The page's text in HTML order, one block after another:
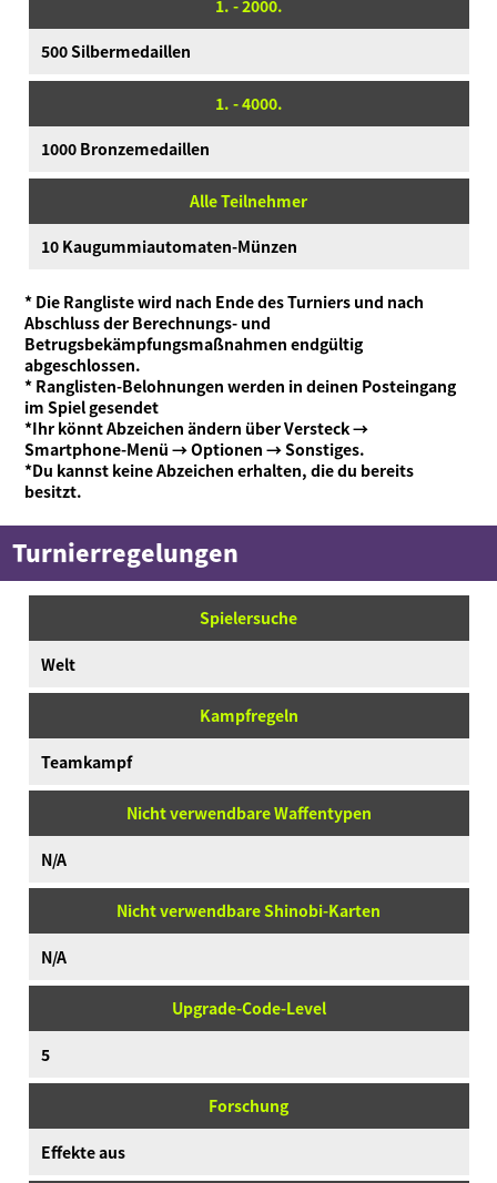
1. - 2000.
500 Silbermedaillen
1. - 4000.
1000 Bronzemedaillen
Alle Teilnehmer
10 Kaugummiautomaten-Münzen
* Die Rangliste wird nach Ende des Turniers und nach
Abschluss der Berechnungs- und
Betrugsbekämpfungsmaßnahmen endgültig
abgeschlossen.
* Ranglisten-Belohnungen werden in deinen Posteingang
im Spiel gesendet
*Ihr könnt Abzeichen ändern über Versteck →
Smartphone-Menü → Optionen → Sonstiges.
*Du kannst keine Abzeichen erhalten, die du bereits
besitzt.
Turnierregelungen
Spielersuche
Welt
Kampfregeln
Teamkampf
Nicht verwendbare Waffentypen
N/A
Nicht verwendbare Shinobi-Karten
N/A
Upgrade-Code-Level
5
Forschung
Effekte aus